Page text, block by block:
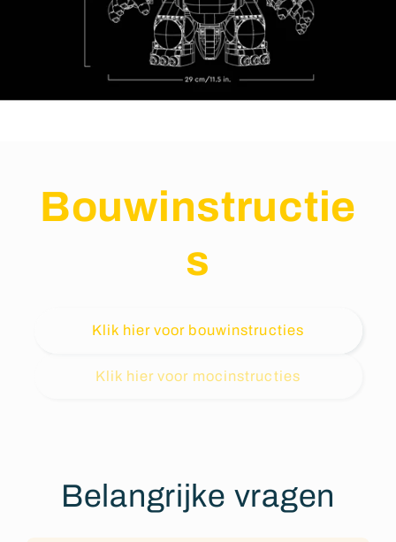
Bouwinstructie
s
Klik hier voor bouwinstructies
Klik hier voor mocinstructies
Belangrijke vragen